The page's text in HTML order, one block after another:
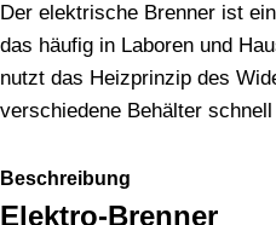
Der elektrische Brenner ist
das häufig in Laboren und
nutzt das Heizprinzip des
verschiedene Behälter
Beschreibung
Elektro-Brenner